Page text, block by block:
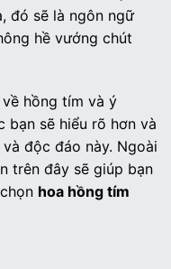
đó sẽ là ngôn ngữ
hề vướng chút
hồng tím và ý
bạn sẽ hiểu rõ hơn và
độc đáo này. Ngoài
trên đây sẽ giúp bạn
hoa hồng tím